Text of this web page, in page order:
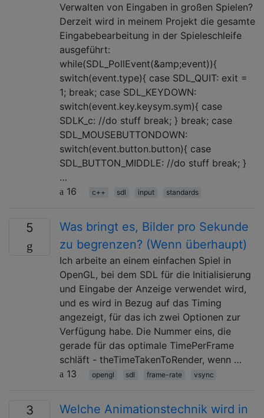
Verwalten von Eingaben in großen Spielen?
Derzeit wird in meinem Projekt die gesamte
Eingabebearbeitung in der Spieleschleife
ausgeführt:
while(SDL_PollEvent(&amp;event)){
switch(event.type){ case SDL_QUIT: exit =
1; break; case SDL_KEYDOWN:
switch(event.key.keysym.sym){ case
SDLK_c: //do stuff break; } break; case
SDL_MOUSEBUTTONDOWN:
switch(event.button.button){ case
SDL_BUTTON_MIDDLE: //do stuff break; }
…
16
c++ sdl input standards
5
Was bringt es, Bilder pro Sekunde
zu begrenzen? (Wenn überhaupt)
Ich arbeite an einem einfachen Spiel in
OpenGL, bei dem SDL für die Initialisierung
und Eingabe der Anzeige verwendet wird,
und es wird in Bezug auf das Timing
angezeigt, für das ich zwei Optionen zur
Verfügung habe. Die Nummer eins, die
gerade für das optimale TimePerFrame
schläft - theTimeTakenToRender, wenn …
13
opengl sdl frame-rate vsync
3
Welche Animationstechnik wird in